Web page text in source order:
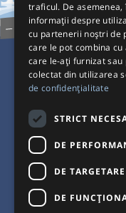
traficul. De
informații despre
cu partenerii noștri de
care le pot combina
care le-ați furnizat sau
colectat din utilizarea
de confidențialitate
STRICT
DE
DE TARGETARE
DE